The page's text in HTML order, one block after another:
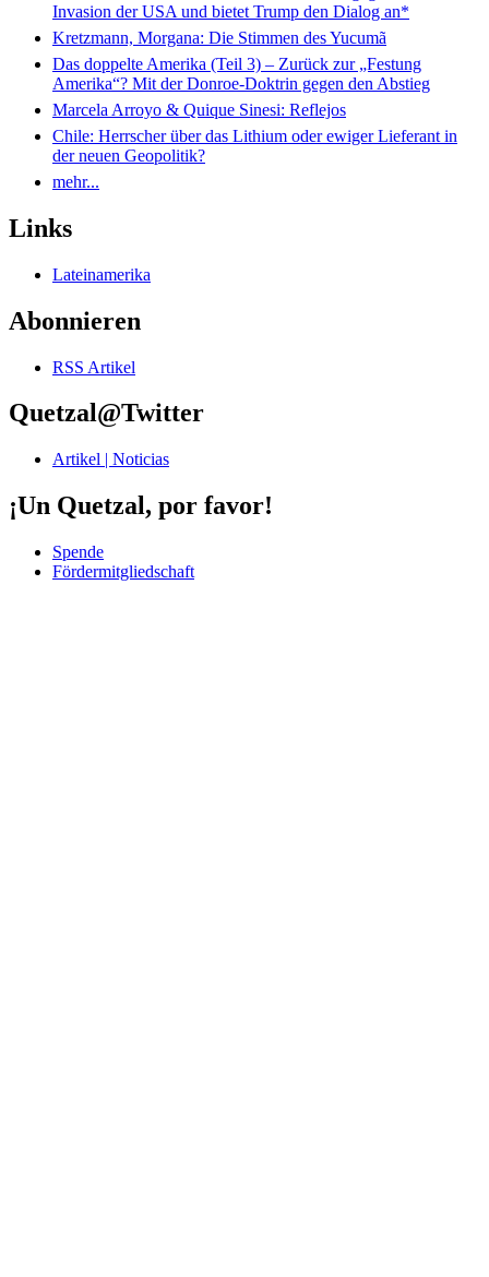
Invasion der USA und bietet Trump den Dialog an*
Kretzmann, Morgana: Die Stimmen des Yucumã
Das doppelte Amerika (Teil 3) – Zurück zur „Festung
Amerika“? Mit der Donroe-Doktrin gegen den Abstieg
Marcela Arroyo & Quique Sinesi: Reflejos
Chile: Herrscher über das Lithium oder ewiger Lieferant in
der neuen Geopolitik?
mehr...
Links
Lateinamerika
Abonnieren
RSS Artikel
Quetzal@Twitter
Artikel | Noticias
¡Un Quetzal, por favor!
Spende
Fördermitgliedschaft